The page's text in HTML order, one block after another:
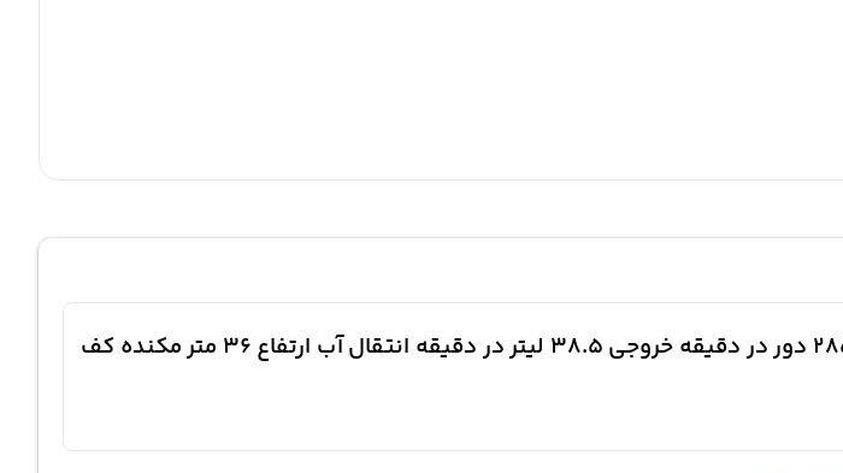
معرفی کوتاه پمپ آب 450 وات ایکس کورت مدل X02-PW370 سرعت 2850 دور در دقیقه خروجی 38.5 لیتر در دقیقه انتقال آب ارتفاع 36 متر مکنده کف